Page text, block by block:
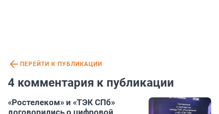
ПЕРЕЙТИ К ПУБЛИКАЦИИ
4 комментария к публикации
«Ростелеком» и «ТЭК СПб»